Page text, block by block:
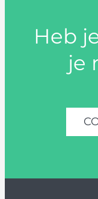
Heb
je